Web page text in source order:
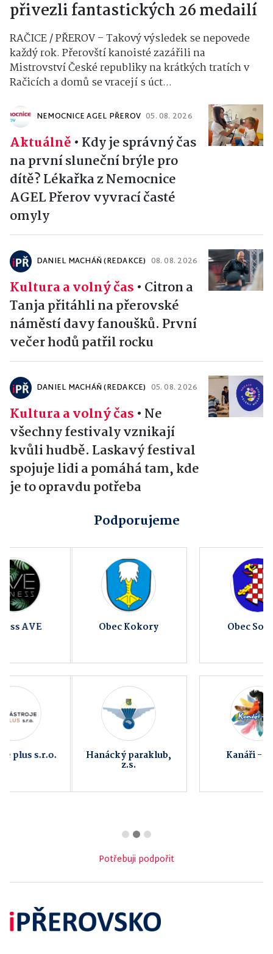
přivezli fantastických 26 medailí
RAČICE / PŘEROV – Takový výsledek se nepovede
každý rok. Přerovští kanoisté zazářili na
Mistrovství České republiky na krátkých tratích v
Račicích a domů se vracejí s úct...
NEMOCNICE AGEL PŘEROV 05. 08. 2026
Aktuálně • Kdy je správný čas
na první sluneční brýle pro
dítě? Lékařka z Nemocnice
AGEL Přerov vyvrací časté
omyly
DANIEL MACHÁŇ (REDAKCE) 08. 08. 2026
Kultura a volný čas • Citron a
Tanja přitáhli na přerovské
náměstí davy fanoušků. První
večer hodů patřil rocku
DANIEL MACHÁŇ (REDAKCE) 05. 08. 2026
Kultura a volný čas • Ne
všechny festivaly vznikají
kvůli hudbě. Laskavý festival
spojuje lidi a pomáhá tam, kde
je to opravdu potřeba
Podporujeme
Obec Kokory Obec Sobíšky
Hanácký paraklub, Kanáři - Exoti
Potřebuji podpořit